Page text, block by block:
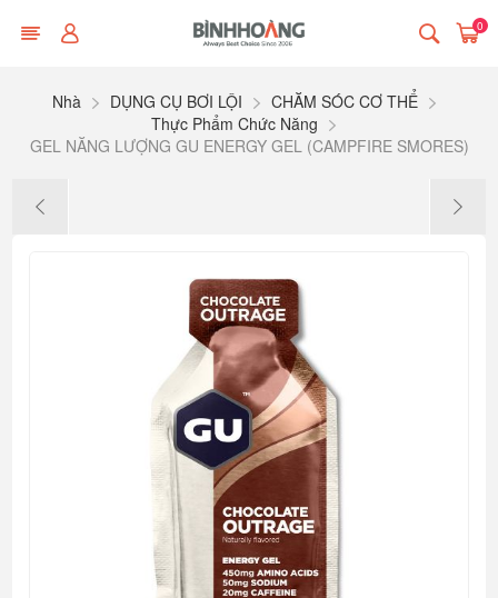
0
Nhà DỤNG CỤ BƠI LỘI
CHĂM SÓC CƠ THỂ
Thực Phẩm Chức Năng
GEL NĂNG LƯỢNG GU ENERGY GEL (CAMPFIRE SMORES)